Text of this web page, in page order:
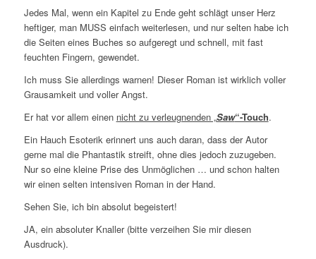
Jedes Mal, wenn ein Kapitel zu Ende geht schlägt unser Herz
heftiger, man MUSS einfach weiterlesen, und nur selten habe ich
die Seiten eines Buches so aufgeregt und schnell, mit fast
feuchten Fingern, gewendet.
Ich muss Sie allerdings warnen! Dieser Roman ist wirklich voller
Grausamkeit und voller Angst.
Er hat vor allem einen nicht zu verleugnenden „Saw“-Touch.
Ein Hauch Esoterik erinnert uns auch daran, dass der Autor
gerne mal die Phantastik streift, ohne dies jedoch zuzugeben.
Nur so eine kleine Prise des Unmöglichen … und schon halten
wir einen selten intensiven Roman in der Hand.
Sehen Sie, ich bin absolut begeistert!
JA, ein absoluter Knaller (bitte verzeihen Sie mir diesen
Ausdruck).